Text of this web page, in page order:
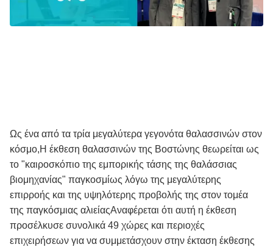
Ως ένα από τα τρία μεγαλύτερα γεγονότα θαλασσινών στον
κόσμο,Η έκθεση θαλασσινών της Βοστώνης θεωρείται ως
το "καιροσκόπιο της εμπορικής τάσης της θαλάσσιας
βιομηχανίας" παγκοσμίως λόγω της μεγαλύτερης
επιρροής και της υψηλότερης προβολής της στον τομέα
της παγκόσμιας αλιείαςΑναφέρεται ότι αυτή η έκθεση
προσέλκυσε συνολικά 49 χώρες και περιοχές
επιχειρήσεων για να συμμετάσχουν στην έκταση έκθεσης